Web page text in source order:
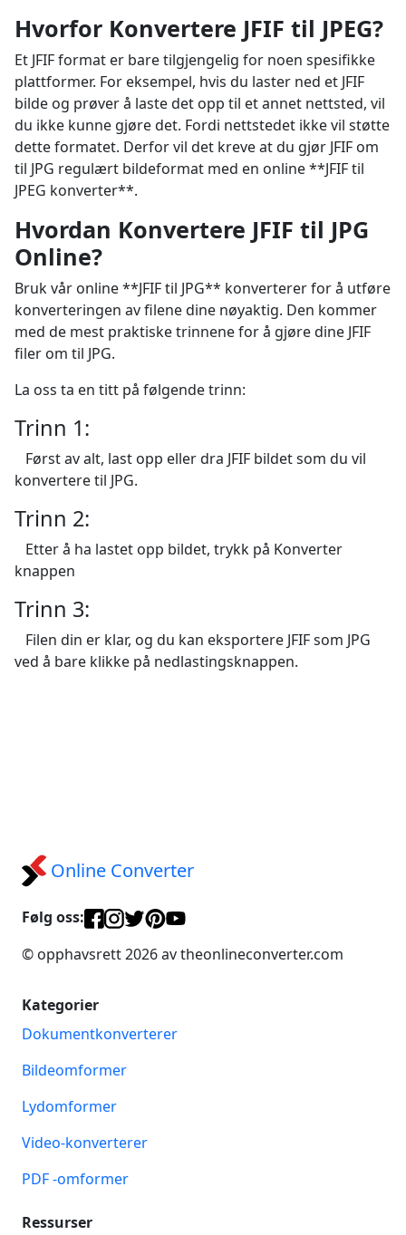
Hvorfor Konvertere JFIF til JPEG?
Et JFIF format er bare tilgjengelig for noen spesifikke
plattformer. For eksempel, hvis du laster ned et JFIF
bilde og prøver å laste det opp til et annet nettsted, vil
du ikke kunne gjøre det. Fordi nettstedet ikke vil støtte
dette formatet. Derfor vil det kreve at du gjør JFIF om
til JPG regulært bildeformat med en online **JFIF til
JPEG konverter**.
Hvordan Konvertere JFIF til JPG
Online?
Bruk vår online **JFIF til JPG** konverterer for å utføre
konverteringen av filene dine nøyaktig. Den kommer
med de mest praktiske trinnene for å gjøre dine JFIF
filer om til JPG.
La oss ta en titt på følgende trinn:
Trinn 1:
Først av alt, last opp eller dra JFIF bildet som du vil
konvertere til JPG.
Trinn 2:
Etter å ha lastet opp bildet, trykk på Konverter
knappen
Trinn 3:
Filen din er klar, og du kan eksportere JFIF som JPG
ved å bare klikke på nedlastingsknappen.
Online Converter
Følg oss:
© opphavsrett 2026 av theonlineconverter.com
Kategorier
Dokumentkonverterer
Bildeomformer
Lydomformer
Video-konverterer
PDF -omformer
Ressurser